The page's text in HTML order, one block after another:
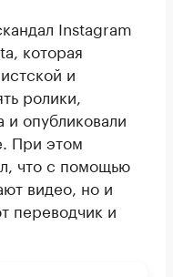
Instagram
которая
и
ролики,
и опубликовали
При этом
что с помощью
видео, но и
переводчик и